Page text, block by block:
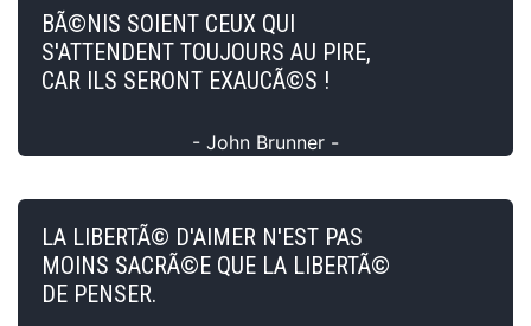
BÃ©NIS SOIENT CEUX QUI
S'ATTENDENT TOUJOURS AU PIRE,
CAR ILS SERONT EXAUCÃ©S !
- John Brunner -
LA LIBERTÃ© D'AIMER N'EST PAS
MOINS SACRÃ©E QUE LA LIBERTÃ©
DE PENSER.